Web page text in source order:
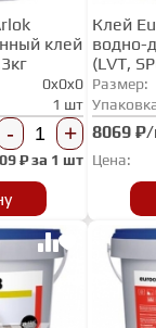
ДОСКА
клей
0x0x0
1 шт
- +
₽ за 1 шт
Клей
водно-
(LVT,
Размер:
8069
Цена: